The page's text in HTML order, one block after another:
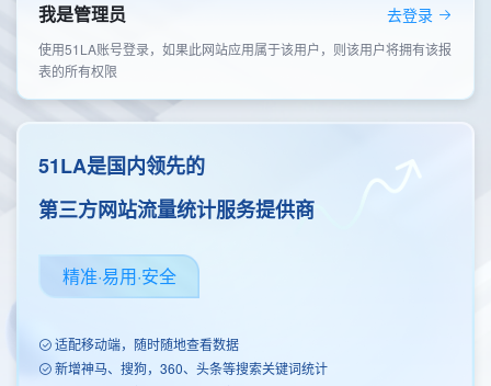
51LA是国内领先的
第三方网站流量统计服务提供商
精准·易用·安全
适配移动端，随时随地查看数据
新增神马、搜狗，360、头条等搜索关键词统计
我是管理员 去登录
使用51LA账号登录，如果此网站应用属于该用户，则该用户将拥有该报
表的所有权限